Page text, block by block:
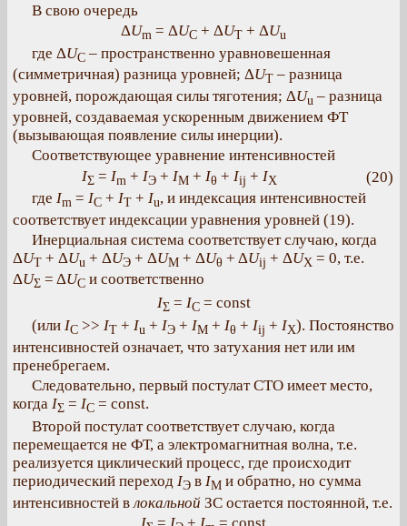
В свою очередь
ΔUm = ΔUC + ΔUT + ΔUu
где ΔUC – пространственно уравновешенная
(симметричная) разница уровней; ΔUT – разница
уровней, порождающая силы тяготения; ΔUu – разница
уровней, создаваемая ускоренным движением ФТ
(вызывающая появление силы инерции).
Соответствующее уравнение интенсивностей
IΣ = Im + IЭ+ IM+ Iθ + Iij + IX
(20)
где Im = IC + IT + Iu, и индексация интенсивностей
соответствует индексации уравнения уровней (19).
Инерциальная система соответствует случаю, когда
ΔUT + ΔUu + ΔUЭ + ΔUM + ΔUθ + ΔUij + ΔUX = 0, т.е.
ΔUΣ = ΔUC и соответственно
IΣ = IC= const
(или IC >> IT + Iu + IЭ + IM + Iθ + Iij + IX). Постоянство
интенсивностей означает, что затухания нет или им
пренебрегаем.
Следовательно, первый постулат СТО имеет место,
когда IΣ = IC = const.
Второй постулат соответствует случаю, когда
перемещается не ФТ, а электромагнитная волна, т.е.
реализуется циклический процесс, где происходит
периодический переход IЭ в IM и обратно, но сумма
интенсивностей в локальной ЗС остается постоянной, т.е.
I
= I + I
= const